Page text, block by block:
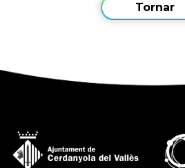
Tornar